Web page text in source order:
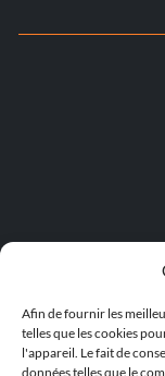
Afin de fournir les
telles que les cookies
l'appareil. Le fait de
données telles que le